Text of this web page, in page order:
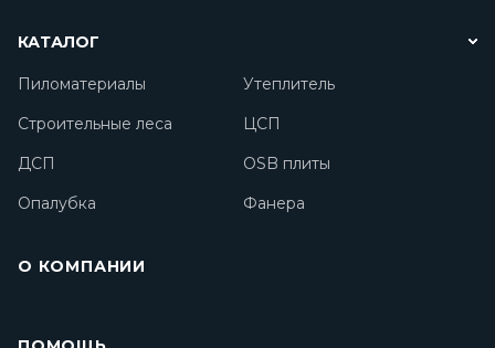
КАТАЛОГ
Пиломатериалы
Утеплитель
Строительные леса
ЦСП
ДСП
OSB плиты
Опалубка
Фанера
О КОМПАНИИ